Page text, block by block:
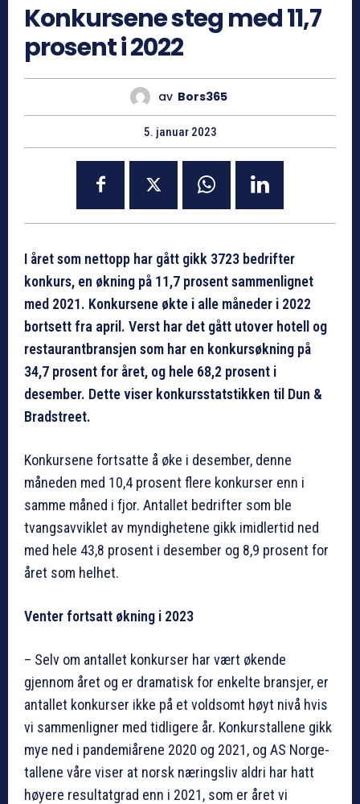
Konkursene steg med 11,7
prosent i 2022
av Bors365
5. januar 2023
I året som nettopp har gått gikk 3723 bedrifter
konkurs, en økning på 11,7 prosent sammenlignet
med 2021. Konkursene økte i alle måneder i 2022
bortsett fra april. Verst har det gått utover hotell og
restaurantbransjen som har en konkursøkning på
34,7 prosent for året, og hele 68,2 prosent i
desember. Dette viser konkursstatstikken til Dun &
Bradstreet.
Konkursene fortsatte å øke i desember, denne
måneden med 10,4 prosent flere konkurser enn i
samme måned i fjor. Antallet bedrifter som ble
tvangsavviklet av myndighetene gikk imidlertid ned
med hele 43,8 prosent i desember og 8,9 prosent for
året som helhet.
Venter fortsatt økning i 2023
– Selv om antallet konkurser har vært økende
gjennom året og er dramatisk for enkelte bransjer, er
antallet konkurser ikke på et voldsomt høyt nivå hvis
vi sammenligner med tidligere år. Konkurstallene gikk
mye ned i pandemiårene 2020 og 2021, og AS Norge-
tallene våre viser at norsk næringsliv aldri har hatt
høyere resultatgrad enn i 2021, som er året vi